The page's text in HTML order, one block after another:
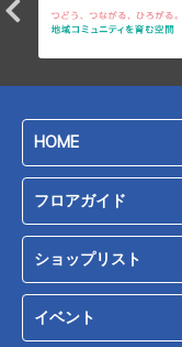
HOME
フロアガイド
ショップリスト
イベント